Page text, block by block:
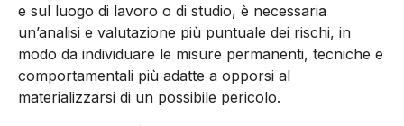
e sul luogo di lavoro o di studio, è necessaria
un’analisi e valutazione più puntuale dei rischi, in
modo da individuare le misure permanenti, tecniche e
comportamentali più adatte a opporsi al
materializzarsi di un possibile pericolo.